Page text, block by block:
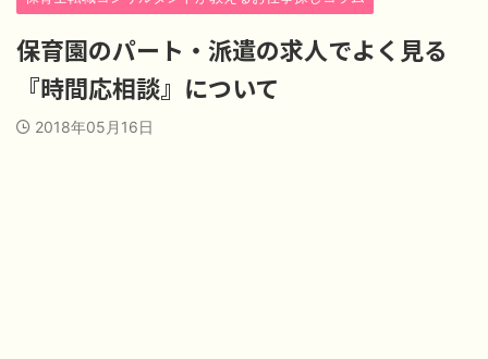
保育園のパート・派遣の求人でよく見る
『時間応相談』について
2018年05月16日